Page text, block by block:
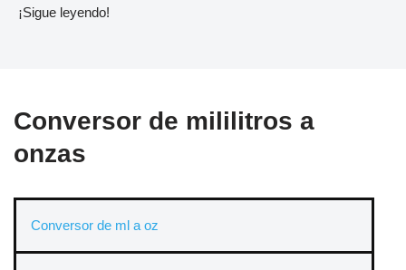
¡Sigue leyendo!
Conversor de mililitros a
onzas
Conversor de ml a oz